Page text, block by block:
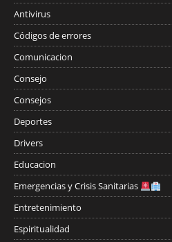
Antivirus
Códigos de errores
Comunicacion
Consejo
Consejos
Deportes
Drivers
Educacion
Emergencias y Crisis Sanitarias
Entretenimiento
Espiritualidad